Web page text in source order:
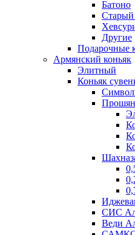
Батоно
Другие
Подарочные
Армянский коньяк
Элитный
Коньяк
СИС
Веди